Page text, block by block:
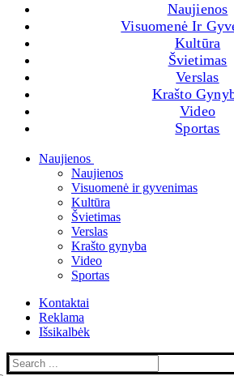
Naujienos
Visuomenė Ir
Kultūra
Švietimas
Verslas
Krašto
Video
Sportas
Naujienos
Naujienos
Visuomenė ir gyvenimas
Kultūra
Švietimas
Verslas
Krašto gynyba
Video
Sportas
Kontaktai
Reklama
Išsikalbėk